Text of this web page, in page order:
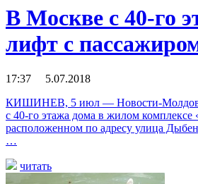
В Москве с 40-го
лифт с
17:37 5.07.2018
КИШИНЕВ, 5 июл — Новости-
с 40-го этажа дома в жилом комплексе
расположенном по адресу улица
…
читать